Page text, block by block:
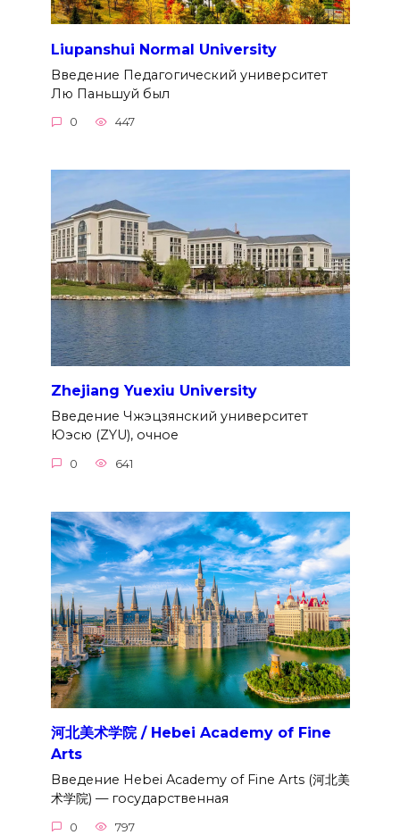
Liupanshui Normal University
Введение Педагогический университет
Лю Паньшуй был
0 447
Zhejiang Yuexiu University
Введение Чжэцзянский университет
Юэсю (ZYU), очное
0 641
河北美术学院 / Hebei Academy of Fine
Arts
Введение Hebei Academy of Fine Arts (河北美
术学院) — государственная
0 797